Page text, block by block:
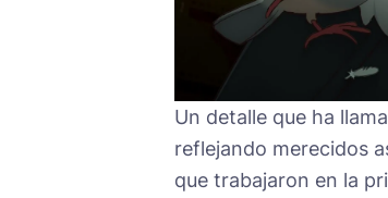
Un detalle que ha
reflejando merecidos
que trabajaron en la